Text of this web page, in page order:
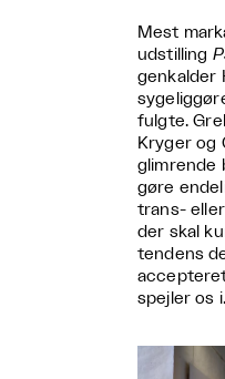
Mest
udstilling
genkalder
fulgte.
Kryger og
glimrende
gøre
trans-
der skal
tendens
accepteret
spejler os i.